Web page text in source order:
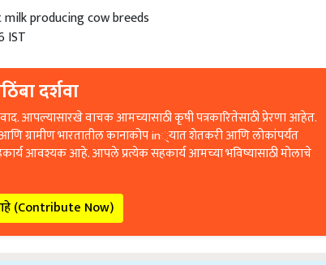
producing cow breeds
IST
दर्शवा
आपल्यासारखे वाचक आमच्यासाठी कृषी पत्रकारितेसाठी प्रेरणा आहेत.
ग्रामीण भारतातील कानाकोप in्यात शेतकरी आणि लोकांपर्यंत
आवश्यक आहे. आपले प्रत्येक सहकार्य आमच्या भविष्यासाठी मोलाचे
(Contribute Now)